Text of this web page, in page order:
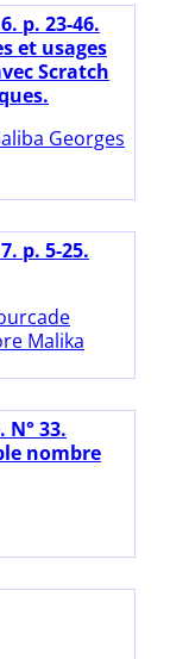
p. 23-46.
et usages
Scratch
Georges
p. 5-25.
Malika
33.
nombre